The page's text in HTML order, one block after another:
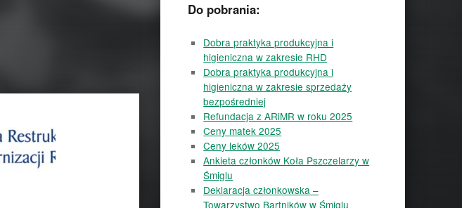
Do pobrania:
Dobra praktyka produkcyjna i
higieniczna w zakresie RHD
Dobra praktyka produkcyjna i
higieniczna w zakresie sprzedaży
bezpośredniej
Refundacja z ARiMR w roku 2025
Ceny matek 2025
Ceny leków 2025
Ankieta członków Koła Pszczelarzy w
Śmiglu
Deklaracja członkowska –
Towarzystwo Bartników w Śmiglu